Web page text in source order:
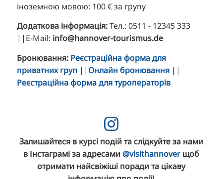
іноземною мовою: 100 € за групу
Додаткова інформація:Тел.: 0511 - 12345 333
||E-Mail: info@hannover-tourismus.de
Бронювання: Реєстраційна форма для
приватних груп || Онлайн бронювання ||
Реєстраційна форма для туроператорів
Залишайтеся в курсі подій та слідкуйте за нами
в Інстаграмі за адресами @visithannoverщоб
отримати найсвіжіші поради та цікаву